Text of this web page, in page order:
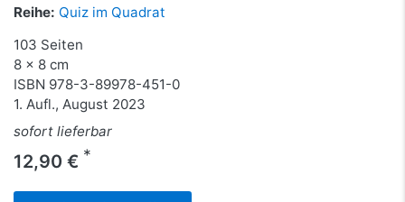
Reihe: Quiz im Quadrat
103 Seiten
8 x 8 cm
ISBN 978-3-89978-451-0
1. Aufl., August 2023
sofort lieferbar
12,90 € *